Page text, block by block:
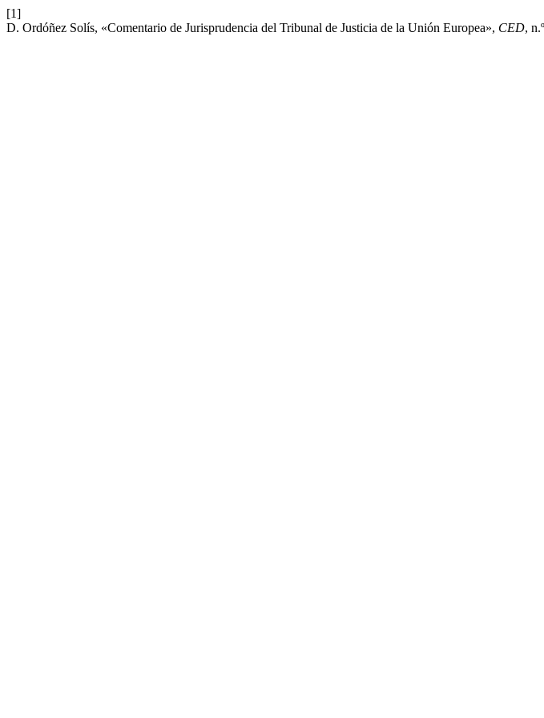
[1]
D. Ordóñez Solís, «Comentario de Jurisprudencia del Tribunal de Justicia de la Unión Europea», CED,